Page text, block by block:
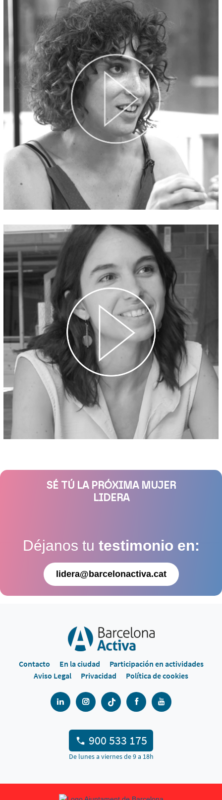
SÉ TÚ LA PRÓXIMA MUJER
LIDERA
Déjanos tu testimonio en:
lidera@barcelonactiva.cat
Contacto En la ciudad
Participación en actividades
Aviso Legal
Privacidad Política de cookies
900 533 175
De lunes a viernes de 9 a 18h